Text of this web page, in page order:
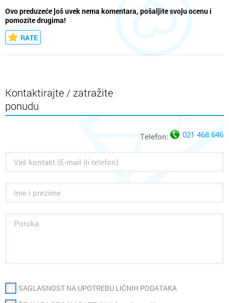
Ovo preduzeće još uvek nema komentara, pošaljite svoju ocenu i
pomozite drugima!
RATE
Kontaktirajte / zatražite
ponudu
Telefon: 021 468 646
SAGLASNOST NA UPOTREBU LIČNIH PODATAKA